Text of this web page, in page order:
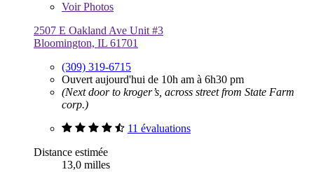
VoirPhotos
2507 E Oakland Ave Unit #3
Bloomington, IL 61701
(309) 319-6715
Ouvert aujourd'hui de 10h am à 6h30 pm
(Next door to kroger’s, across street from State Farm
corp.)
11 évaluations
Distance estimée
13,0 milles